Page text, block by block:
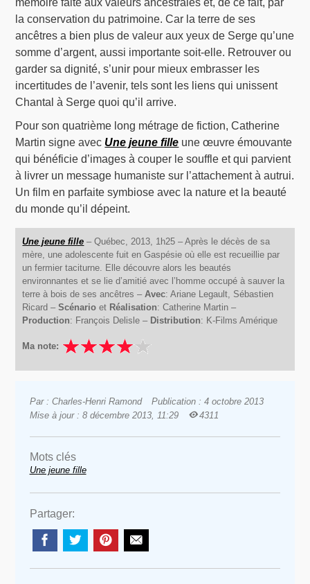
mémoire faite aux valeurs ancestrales et, de ce fait, par
la conservation du patrimoine. Car la terre de ses
ancêtres a bien plus de valeur aux yeux de Serge qu’une
somme d’argent, aussi importante soit-elle. Retrouver ou
garder sa dignité, s’unir pour mieux embrasser les
incertitudes de l’avenir, tels sont les liens qui unissent
Chantal à Serge quoi qu’il arrive.
Pour son quatrième long métrage de fiction, Catherine
Martin signe avec Une jeune fille une œuvre émouvante
qui bénéficie d’images à couper le souffle et qui parvient
à livrer un message humaniste sur l’attachement à autrui.
Un film en parfaite symbiose avec la nature et la beauté
du monde qu’il dépeint.
Une jeune fille – Québec, 2013, 1h25 – Après le décès de sa
mère, une adolescente fuit en Gaspésie où elle est recueillie par
un fermier taciturne. Elle découvre alors les beautés
environnantes et se lie d’amitié avec l’homme occupé à sauver la
terre à bois de ses ancêtres – Avec: Ariane Legault, Sébastien
Ricard –Scénario et Réalisation: Catherine Martin –
Production: François Delisle – Distribution: K-Films Amérique
Ma note:
Par : Charles-Henri Ramond
Publication : 4 octobre 2013
Mise à jour : 8 décembre 2013, 11:29
4311
Mots clés
Une jeune fille
Partager: